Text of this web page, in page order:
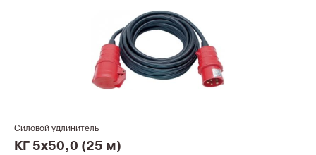
Силовой удлинитель
КГ 5x50,0 (25 м)